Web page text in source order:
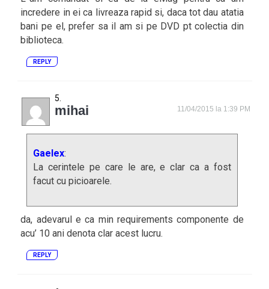
incredere in ei ca livreaza rapid si, daca tot dau atatia
bani pe el, prefer sa il am si pe DVD pt colectia din
biblioteca.
REPLY
mihai 11/04/2015 la 1:39 PM
Gaelex:
La cerintele pe care le are, e clar ca a fost
facut cu picioarele.
da, adevarul e ca min requirements componente de
acu’ 10 ani denota clar acest lucru.
REPLY